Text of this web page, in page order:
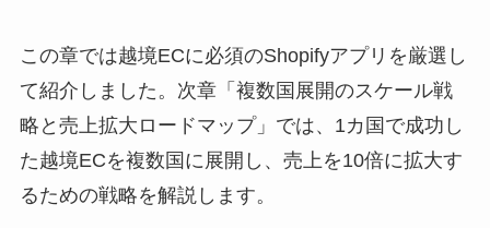
この章では越境ECに必須のShopifyアプリを厳選し
て紹介しました。次章「複数国展開のスケール戦
略と売上拡大ロードマップ」では、1カ国で成功し
た越境ECを複数国に展開し、売上を10倍に拡大す
るための戦略を解説します。